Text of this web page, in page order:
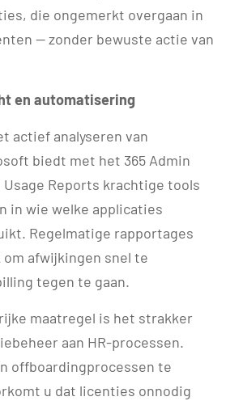
die ongemerkt overgaan in
— zonder bewuste actie van
en automatisering
actief analyseren van
biedt met het 365 Admin
Usage Reports krachtige tools
in wie welke applicaties
Regelmatige rapportages
afwijkingen snel te
tegen te gaan.
maatregel is het strakker
aan HR-processen.
offboardingprocessen te
u dat licenties onnodig